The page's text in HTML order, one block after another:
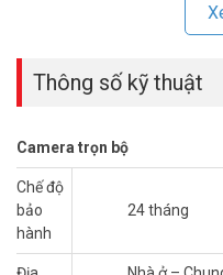
I. THÔNG TIN
HIKVISION GIÁ RẺ
– Camera HIKVISION DS-
Thông số kỹ thuật
Camera trọn bộ
Chế độ
bảo
hành
24 tháng